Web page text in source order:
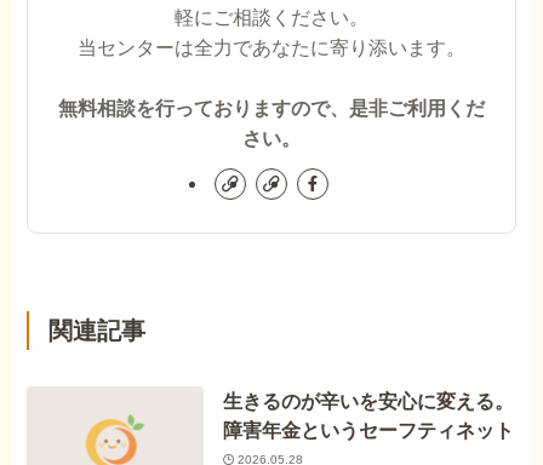
軽にご相談ください。
当センターは全力であなたに寄り添います。
無料相談を行っておりますので、是非ご利用くだ
さい。
関連記事
生きるのが辛いを安心に変える。
障害年金というセーフティネット
2026.05.28